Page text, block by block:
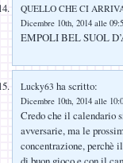
QUELLO CHE CI
Dicembre 10th, 2014 alle
EMPOLI BEL SUOL
Lucky63 ha scritto:
Dicembre 10th, 2014 alle
Credo che il calendario
avversarie, ma le
concentrazione, perchè